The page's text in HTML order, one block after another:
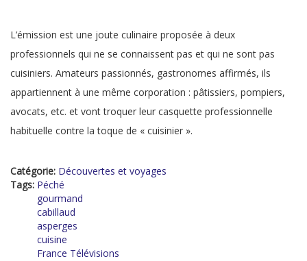
L’émission est une joute culinaire proposée à deux
professionnels qui ne se connaissent pas et qui ne sont pas
cuisiniers. Amateurs passionnés, gastronomes affirmés, ils
appartiennent à une même corporation : pâtissiers, pompiers,
avocats, etc. et vont troquer leur casquette professionnelle
habituelle contre la toque de « cuisinier ».
Catégorie: Découvertes et voyages
Tags: Péché
gourmand
cabillaud
asperges
cuisine
France Télévisions